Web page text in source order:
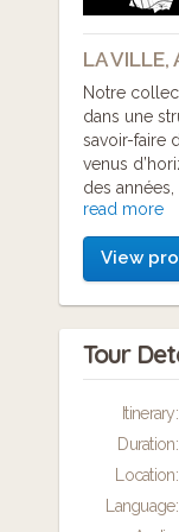
LA VILLE,
Notre
dans une
savoir-faire
venus
des
pratiques :
conteurs,
Dans ses
culturels, LA
l’esprit des
attentives
LA VILLE,
d’écouter
read more
View
Tour
Itinerary:
Duration:
Location:
Language: